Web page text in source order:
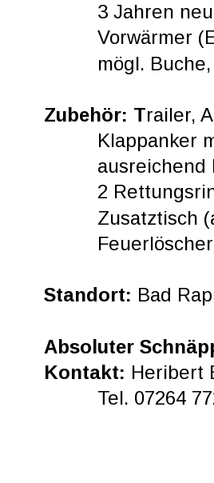
3 Jahren
Vorwärmer
mögl.
Zubehör: Trailer,
Klappanker
2
Zusatztisch
Standort: Bad
Absoluter
Kontakt: Heribert
Tel. 07264